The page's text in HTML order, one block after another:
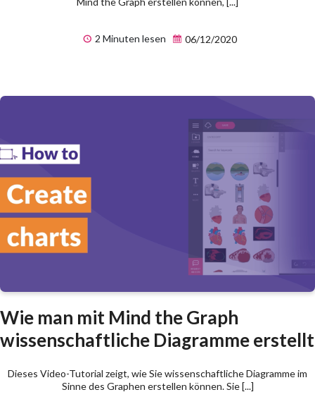
2 Minuten lesen 06/12/2020
Wie man mit Mind the Graph
wissenschaftliche Diagramme erstellt
Dieses Video-Tutorial zeigt, wie Sie wissenschaftliche Diagramme im
Sinne des Graphen erstellen können. Sie [...]